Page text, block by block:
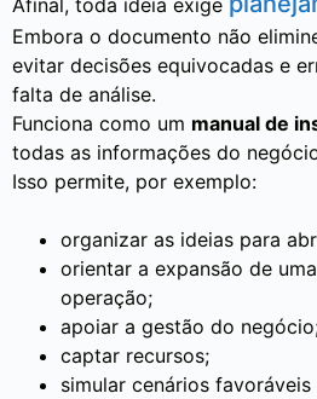
Afinal, toda ideia exige
Embora o documento não
evitar decisões equivocadas e
falta de análise.
Funciona como um manual de
todas as informações do
Isso permite, por exemplo:
organizar as ideias para
orientar a expansão de
operação;
apoiar a gestão do
captar recursos;
simular cenários